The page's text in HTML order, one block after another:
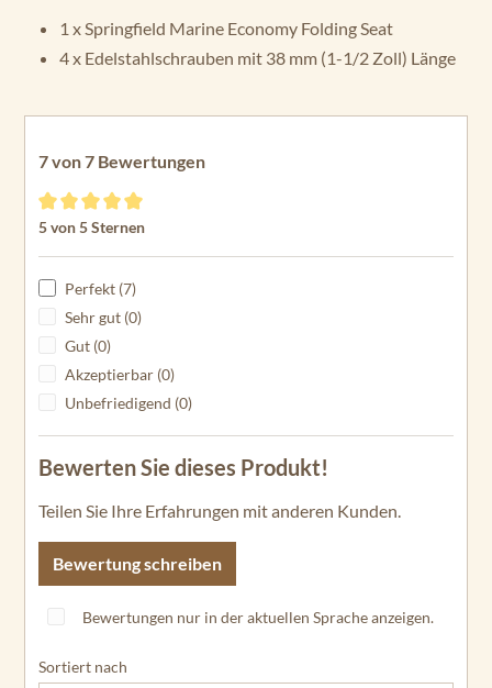
1 x Springfield Marine Economy Folding Seat
4 x Edelstahlschrauben mit 38 mm (1-1/2 Zoll) Länge
7 von 7 Bewertungen
Durchschnittliche Bewertung von 5 von 5 Sternen
5 von 5 Sternen
Perfekt (7)
Sehr gut (0)
Gut (0)
Akzeptierbar (0)
Unbefriedigend (0)
Bewerten Sie dieses Produkt!
Teilen Sie Ihre Erfahrungen mit anderen Kunden.
Bewertung schreiben
Bewertungen nur in der aktuellen Sprache anzeigen.
Sortiert nach